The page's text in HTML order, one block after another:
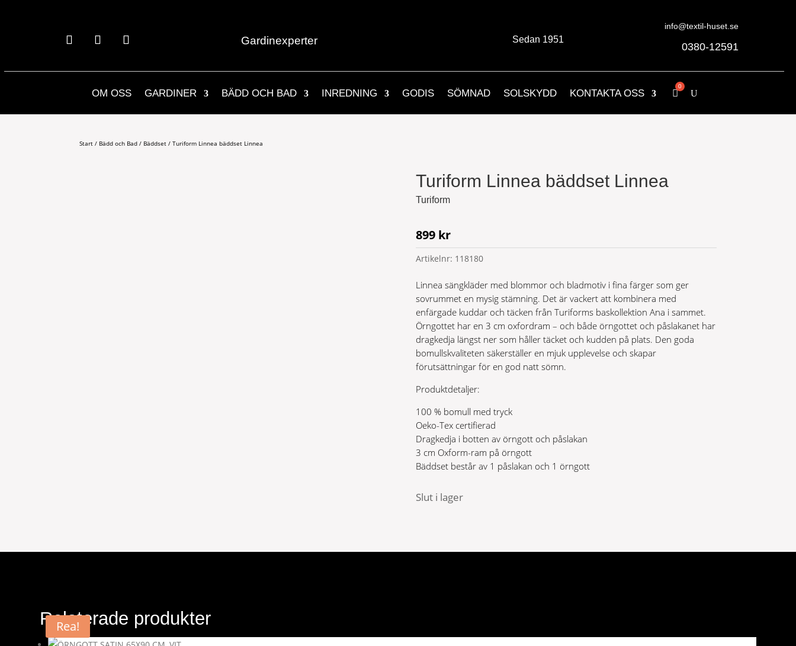
Gardinexperter Sedan 1951
info@textil-huset.se
0380-12591
OM OSS GARDINER BÄDD OCH BAD INREDNING GODIS SÖMNAD SOLSKYDD KONTAKTA OSS
Start / Bädd och Bad / Bäddset / Turiform Linnea bäddset Linnea
Turiform Linnea bäddset Linnea
Turiform
899 kr
Artikelnr: 118180
Linnea sängkläder med blommor och bladmotiv i fina färger som ger
sovrummet en mysig stämning. Det är vackert att kombinera med
enfärgade kuddar och täcken från Turiforms baskollektion Ana i sammet.
Örngottet har en 3 cm oxfordram – och både örngottet och påslakanet har
dragkedja längst ner som håller täcket och kudden på plats. Den goda
bomullskvaliteten säkerställer en mjuk upplevelse och skapar
förutsättningar för en god natt sömn.
Produktdetaljer:
100 % bomull med tryck
Oeko-Tex certifierad
Dragkedja i botten av örngott och påslakan
3 cm Oxform-ram på örngott
Bäddset består av 1 påslakan och 1 örngott
Slut i lager
Relaterade produkter
Rea!